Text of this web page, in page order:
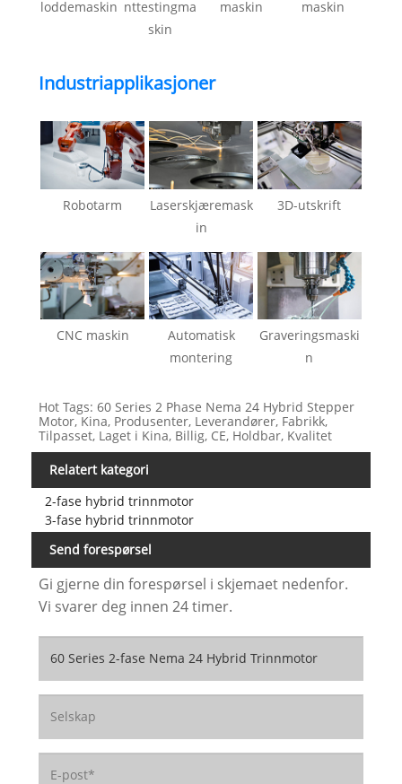
loddemaskin nttestingma
skin
maskin maskin
Industriapplikasjoner
Robotarm
Laserskjæremask
in
3D-utskrift
CNC maskin
Automatisk
montering
Graveringsmaski
n
Hot Tags: 60 Series 2 Phase Nema 24 Hybrid Stepper
Motor, Kina, Produsenter, Leverandører, Fabrikk,
Tilpasset, Laget i Kina, Billig, CE, Holdbar, Kvalitet
Relatert kategori
2-fase hybrid trinnmotor
3-fase hybrid trinnmotor
Send forespørsel
Gi gjerne din forespørsel i skjemaet nedenfor.
Vi svarer deg innen 24 timer.